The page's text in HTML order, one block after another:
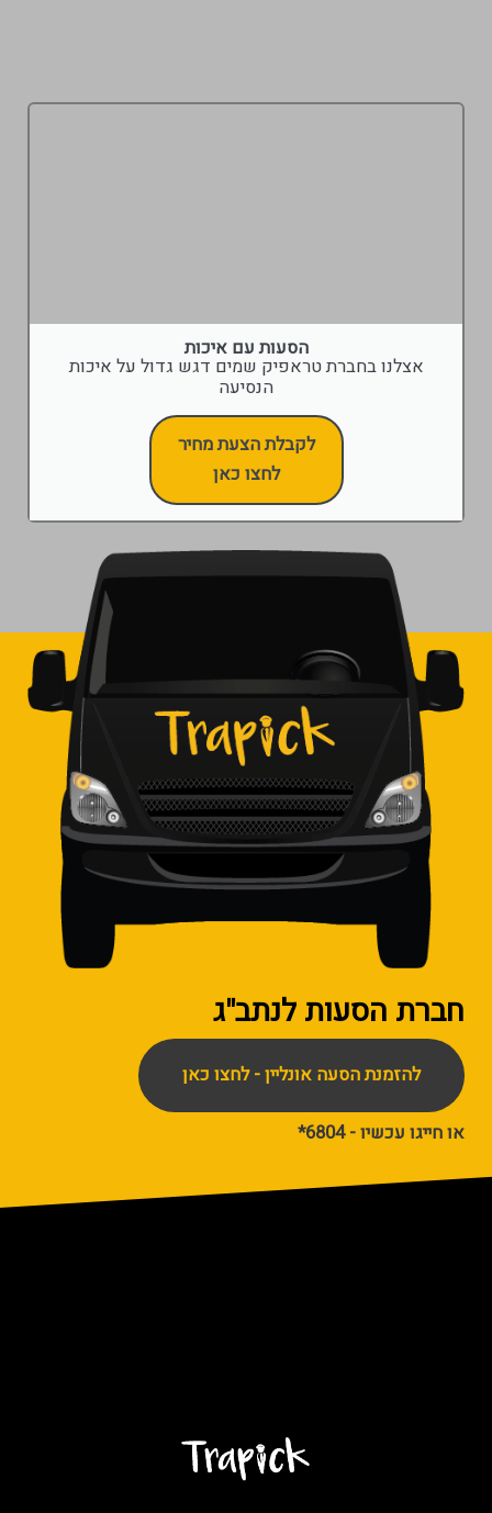
הסעות עם איכות
אצלנו בחברת טראפיק שמים דגש גדול על איכות
הנסיעה
לקבלת הצעת מחיר
לחצו כאן
חברת הסעותלנתב"ג
להזמנת הסעה אונליין - לחצו כאן
או חייגו עכשיו - 6804*